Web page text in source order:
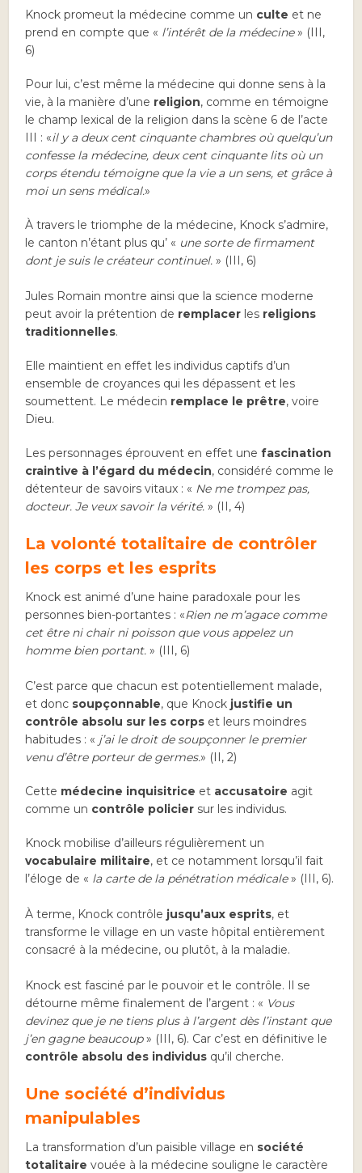
Knock promeut la médecine comme un culte et ne
prend en compte que « l’intérêt de la médecine» (III,
6)
Pour lui, c’est même la médecine qui donne sens à la
vie, à la manière d’une religion, comme en témoigne
le champ lexical de la religion dans la scène 6 de l’acte
III : «il y a deux cent cinquante chambres où quelqu’un
confesse la médecine, deux cent cinquante lits où un
corps étendu témoigne que la vie a un sens, et grâce à
moi un sens médical.»
À travers le triomphe de la médecine, Knock s’admire,
le canton n’étant plus qu’ « une sorte de firmament
dont je suis le créateur continuel.» (III, 6)
Jules Romain montre ainsi que la science moderne
peut avoir la prétention de remplacer les religions
traditionnelles.
Elle maintient en effet les individus captifs d’un
ensemble de croyances qui les dépassent et les
soumettent. Le médecin remplace le prêtre, voire
Dieu.
Les personnages éprouvent en effet unefascination
craintive à l’égard du médecin, considéré comme le
détenteur de savoirs vitaux : « Ne me trompez pas,
docteur. Je veux savoir la vérité. » (II, 4)
La volonté totalitaire de contrôler
les corps et les esprits
Knock est animé d’une haine paradoxale pour les
personnes bien-portantes : «Rien ne m’agace comme
cet être ni chair ni poisson que vous appelez un
homme bien portant.» (III, 6)
C’est parce que chacun est potentiellement malade,
et donc soupçonnable, que Knock justifie un
contrôle absolu sur les corps et leurs moindres
habitudes : « j’ai le droit de soupçonner le premier
venu d’être porteur de germes.» (II, 2)
Cette médecine inquisitrice et accusatoire agit
comme un contrôle policier sur les individus.
Knock mobilise d’ailleurs régulièrement un
vocabulaire militaire, et ce notamment lorsqu’il fait
l’éloge de « la carte de la pénétration médicale» (III, 6).
À terme, Knock contrôle jusqu’aux esprits, et
transforme le village en un vaste hôpital entièrement
consacré à la médecine, ou plutôt, à la maladie.
Knock est fasciné par le pouvoir et le contrôle. Il se
détourne même finalement de l’argent : « Vous
devinez que je ne tiens plus à l’argent dès l’instant que
j’en gagne beaucoup» (III, 6). Car c’est en définitive le
contrôle absolu des individus qu’il cherche.
Une société d’individus
manipulables
La transformation d’un paisible village en société
totalitaire vouée à la médecine souligne le caractère